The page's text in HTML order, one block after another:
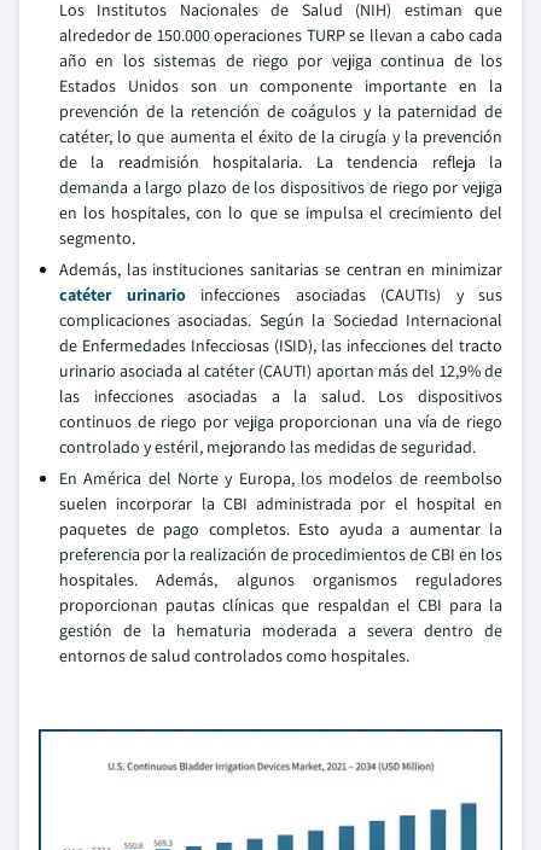
Los Institutos Nacionales de Salud (NIH) estiman que
alrededor de 150.000 operaciones TURP se llevan a cabo cada
año en los sistemas de riego por vejiga continua de los
Estados Unidos son un componente importante en la
prevención de la retención de coágulos y la paternidad de
catéter, lo que aumenta el éxito de la cirugía y la prevención
de la readmisión hospitalaria. La tendencia refleja la
demanda a largo plazo de los dispositivos de riego por vejiga
en los hospitales, con lo que se impulsa el crecimiento del
segmento.
Además, las instituciones sanitarias se centran en minimizar
catéter urinarioinfecciones asociadas (CAUTIs) y sus
complicaciones asociadas. Según la Sociedad Internacional
de Enfermedades Infecciosas (ISID), las infecciones del tracto
urinario asociada al catéter (CAUTI) aportan más del 12,9% de
las infecciones asociadas a la salud. Los dispositivos
continuos de riego por vejiga proporcionan una vía de riego
controlado y estéril, mejorando las medidas de seguridad.
En América del Norte y Europa, los modelos de reembolso
suelen incorporar la CBI administrada por el hospital en
paquetes de pago completos. Esto ayuda a aumentar la
preferencia por la realización de procedimientos de CBI en los
hospitales. Además, algunos organismos reguladores
proporcionan pautas clínicas que respaldan el CBI para la
gestión de la hematuria moderada a severa dentro de
entornos de salud controlados como hospitales.